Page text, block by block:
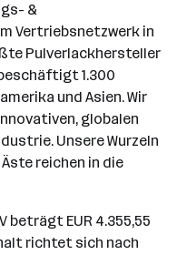
&
Vertriebsnetzwerk in
Pulverlackhersteller
1.300
und Asien. Wir
globalen
Unsere Wurzeln
reichen in die
EUR 4.355,55
richtet sich nach